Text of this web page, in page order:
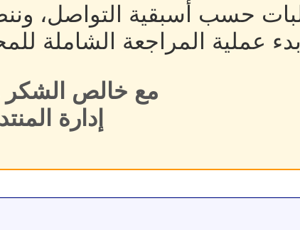
حسب أسبقية التواصل،
عملية المراجعة الشاملة
مع خالص الشكر
إدارة